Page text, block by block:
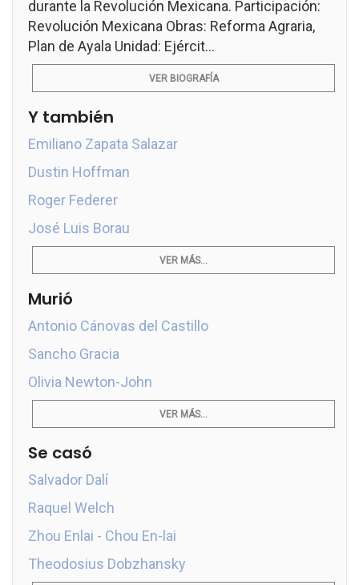
durante la Revolución Mexicana. Participación:
Revolución Mexicana Obras: Reforma Agraria,
Plan de Ayala Unidad: Ejércit...
VER BIOGRAFÍA
Y también
Emiliano Zapata Salazar
Dustin Hoffman
Roger Federer
José Luis Borau
VER MÁS...
Murió
Antonio Cánovas del Castillo
Sancho Gracia
Olivia Newton-John
VER MÁS...
Se casó
Salvador Dalí
Raquel Welch
Zhou Enlai - Chou En-lai
Theodosius Dobzhansky